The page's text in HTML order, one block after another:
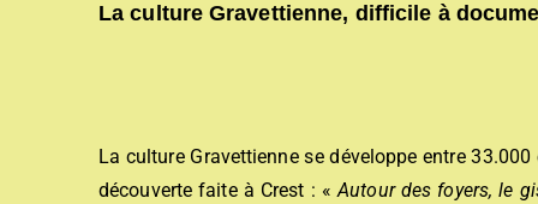
La culture Gravettienne, difficile à
La culture Gravettienne se développe entre
découverte faite à Crest : «Autour des foyers, le